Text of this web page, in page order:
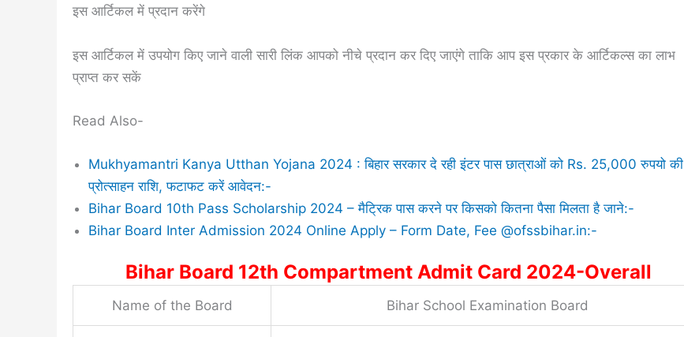
इस आर्टिकल में प्रदान करेंगे
इस आर्टिकल में उपयोग किए जाने वाली सारी लिंक आपको नीचे प्रदान कर दिए जाएंगे ताकि आप इस प्रकार के आर्टिकल्स का लाभ
प्राप्त कर सकें
Read Also-
Mukhyamantri Kanya Utthan Yojana 2024 : बिहार सरकार दे रही इंटर पास छात्राओं को Rs. 25,000 रुपयो की
प्रोत्साहन राशि, फटाफट करें आवेदन:-
Bihar Board 10th Pass Scholarship 2024 – मैट्रिक पास करने पर किसको कितना पैसा मिलता है जाने:-
Bihar Board Inter Admission 2024 Online Apply – Form Date, Fee @ofssbihar.in:-
Bihar Board 12th Compartment Admit Card 2024-Overall
Name of the Board Bihar School Examination Board